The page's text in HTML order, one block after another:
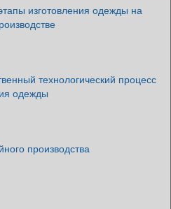
изготовления одежды на
технологический процесс
одежды
производства